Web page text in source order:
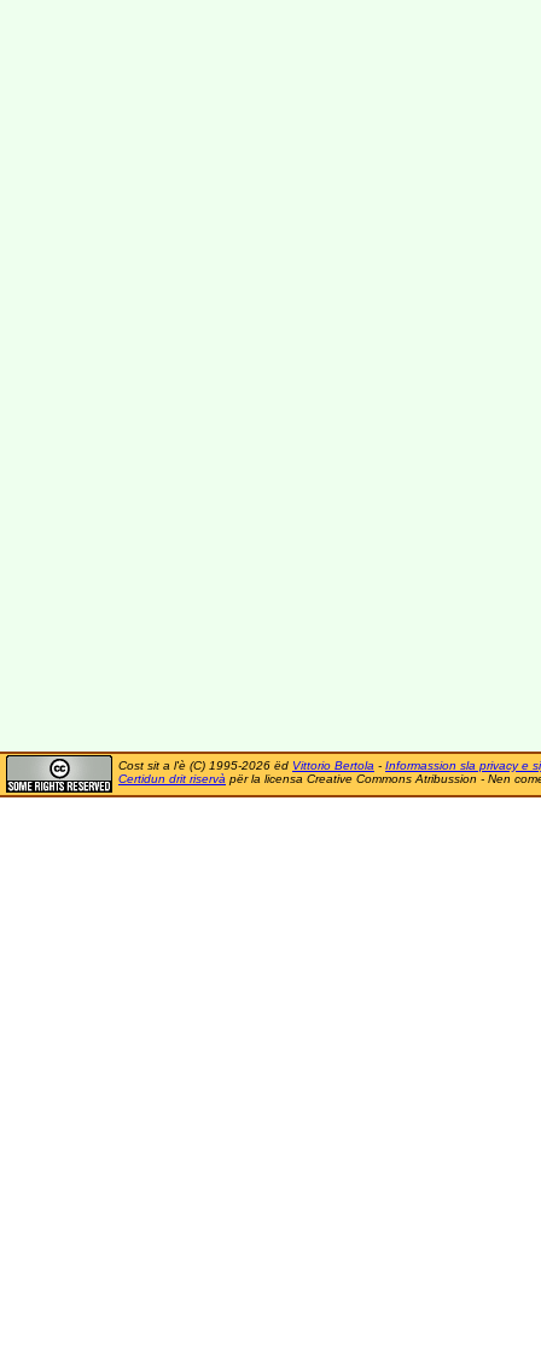
Cost sit a l'è (C) 1995-2026 ëd Vittorio Bertola - Informassion sla privacy e
Certidun drit riservà për la licensa Creative Commons Atribussion - Nen